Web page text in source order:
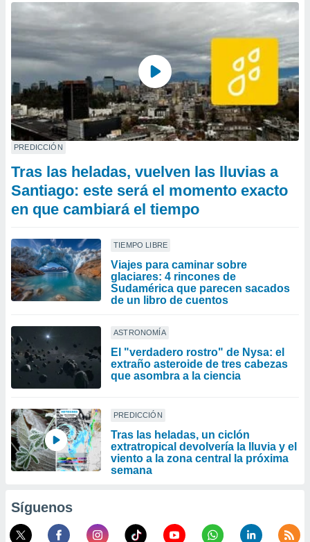
PREDICCIÓN
Tras las heladas, vuelven las lluvias a
Santiago: este será el momento exacto
en que cambiará el tiempo
TIEMPO LIBRE
Viajes para caminar sobre
glaciares: 4 rincones de
Sudamérica que parecen sacados
de un libro de cuentos
ASTRONOMÍA
El "verdadero rostro" de Nysa: el
extraño asteroide de tres cabezas
que asombra a la ciencia
PREDICCIÓN
Tras las heladas, un ciclón
extratropical devolvería la lluvia y el
viento a la zona central la próxima
semana
Síguenos